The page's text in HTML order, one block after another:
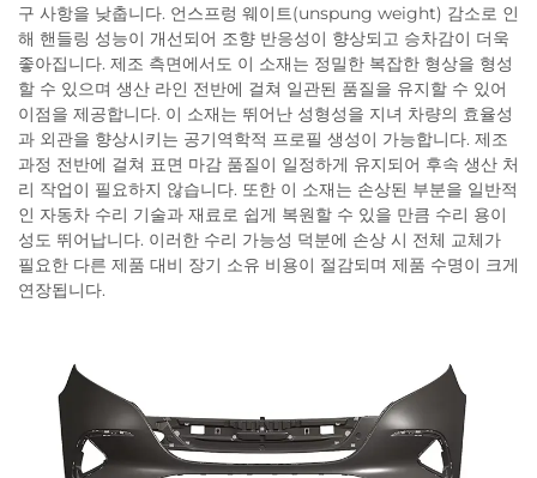
구 사항을 낮춥니다. 언스프렁 웨이트(unspung weight) 감소로 인
해 핸들링 성능이 개선되어 조향 반응성이 향상되고 승차감이 더욱
좋아집니다. 제조 측면에서도 이 소재는 정밀한 복잡한 형상을 형성
할 수 있으며 생산 라인 전반에 걸쳐 일관된 품질을 유지할 수 있어
이점을 제공합니다. 이 소재는 뛰어난 성형성을 지녀 차량의 효율성
과 외관을 향상시키는 공기역학적 프로필 생성이 가능합니다. 제조
과정 전반에 걸쳐 표면 마감 품질이 일정하게 유지되어 후속 생산 처
리 작업이 필요하지 않습니다. 또한 이 소재는 손상된 부분을 일반적
인 자동차 수리 기술과 재료로 쉽게 복원할 수 있을 만큼 수리 용이
성도 뛰어납니다. 이러한 수리 가능성 덕분에 손상 시 전체 교체가
필요한 다른 제품 대비 장기 소유 비용이 절감되며 제품 수명이 크게
연장됩니다.